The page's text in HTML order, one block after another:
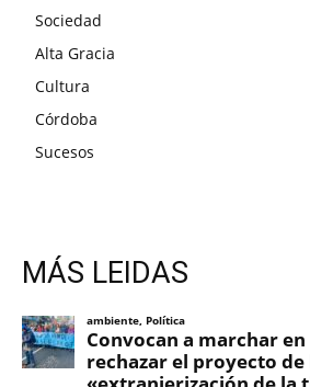
Sociedad
Alta Gracia
Cultura
Córdoba
Sucesos
MÁS LEIDAS